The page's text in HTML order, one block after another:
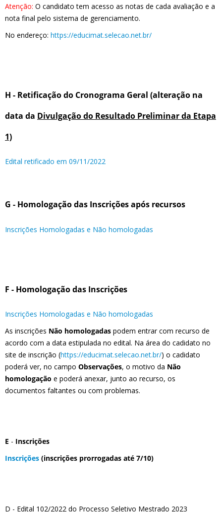
Atenção: O candidato tem acesso as notas de cada avaliação e a
nota final pelo sistema de gerenciamento.
No endereço: https://educimat.selecao.net.br/
H - Retificação do Cronograma Geral (alteração na
data da Divulgação do Resultado Preliminar da Etapa
1)
Edital retificado em 09/11/2022
G - Homologação das Inscrições após recursos
Inscrições Homologadas e Não homologadas
F - Homologação das Inscrições
Inscrições Homologadas e Não homologadas
As inscrições Não homologadas podem entrar com recurso de
acordo com a data estipulada no edital. Na área do cadidato no
site de inscrição (https://educimat.selecao.net.br/) o cadidato
poderá ver, no campo Observações, o motivo da Não
homologação e poderá anexar, junto ao recurso, os
documentos faltantes ou com problemas.
E - Inscrições
Inscrições (inscrições prorrogadas até 7/10)
D - Edital 102/2022 do Processo Seletivo Mestrado 2023